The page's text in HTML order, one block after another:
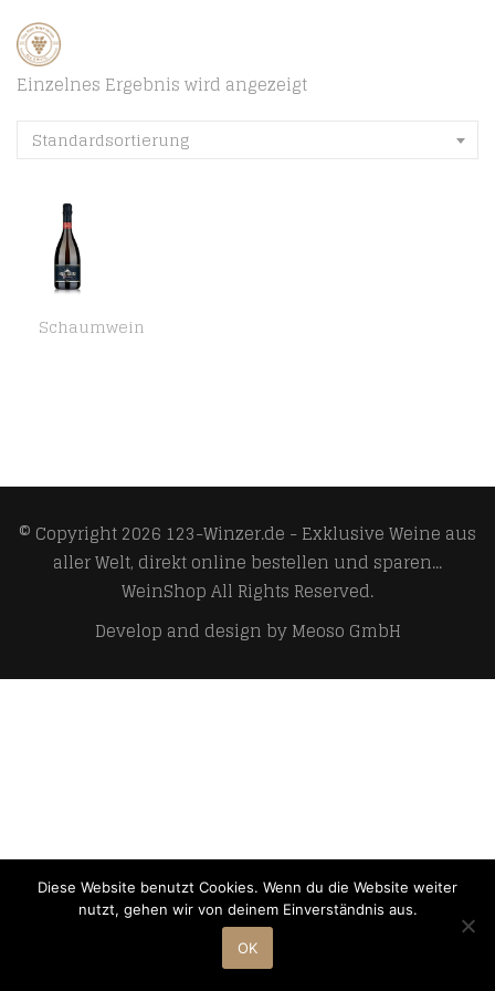
Einzelnes Ergebnis wird angezeigt
Standardsortierung
Schaumwein
© Copyright 2026 123-Winzer.de - Exklusive Weine aus
aller Welt, direkt online bestellen und sparen...
WeinShopAll Rights Reserved.
Develop and design byMeoso GmbH
Diese Website benutzt Cookies. Wenn du die Website weiter
nutzt, gehen wir von deinem Einverständnis aus.
OK